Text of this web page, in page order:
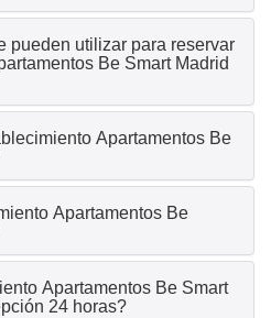
pueden utilizar para reservar
Be Smart Madrid
Apartamentos Be
Apartamentos Be
Apartamentos Be Smart
24 horas?